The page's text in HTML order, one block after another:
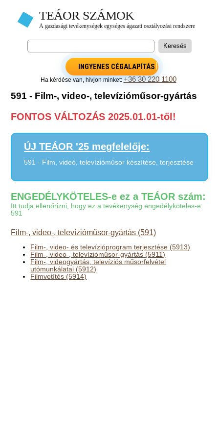
INGYENES CÉGALAPÍTÁS
Ha kérdése van, hívjon minket:+36 30 220 1100
591 - Film-, video-, televízióműsor-gyártás
FONTOS VÁLTOZÁS 2025.01.01-től!
ÚJ TEÁOR '25 megfelelője:
591 - Film, videó, televízióműsor készítése, terjesztése
ENGEDÉLYKÖTELES-e ez a TEÁOR szám:
Itt tudja ellenőrizni, hogy ez a tevékenység engedélyköteles-e:
591
Film-, video-, televízióműsor-gyártás (591)
Film-, video- és televízióprogram terjesztése (5913)
Film-, video-, televízióműsor-gyártás (5911)
Film-, videogyártás, televíziós műsorfelvétel
utómunkálatai (5912)
Filmvetítés (5914)